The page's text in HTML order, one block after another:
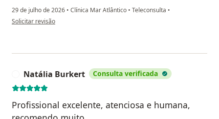
29 de julho de 2026 • Clínica Mar Atlântico • Teleconsulta •
na opinião do utilizador JMAVB
Solicitar revisão
Natália Burkert Consulta verificada
Profissional excelente, atenciosa e humana,